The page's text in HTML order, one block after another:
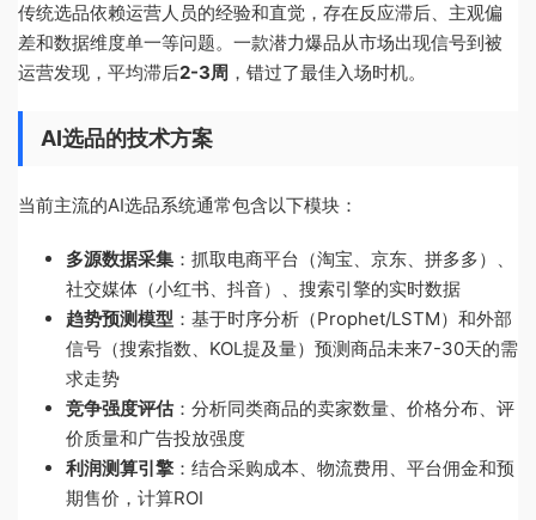
传统选品依赖运营人员的经验和直觉，存在反应滞后、主观偏
差和数据维度单一等问题。一款潜力爆品从市场出现信号到被
运营发现，平均滞后2-3周 ，错过了最佳入场时机。
AI选品的技术方案
当前主流的AI选品系统通常包含以下模块：
多源数据采集 ：抓取电商平台（淘宝、京东、拼多多）、
社交媒体（小红书、抖音）、搜索引擎的实时数据
趋势预测模型 ：基于时序分析（Prophet/LSTM）和外部
信号（搜索指数、KOL提及量）预测商品未来7-30天的需
求走势
竞争强度评估：分析同类商品的卖家数量、价格分布、评
价质量和广告投放强度
利润测算引擎 ：结合采购成本、物流费用、平台佣金和预
期售价，计算ROI